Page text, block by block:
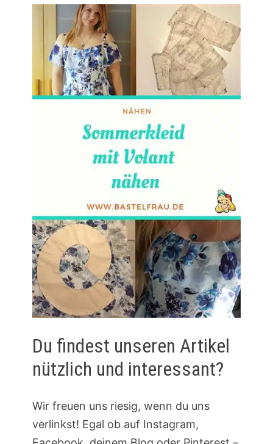
Du findest unseren Artikel
nützlich und interessant?
Wir freuen uns riesig, wenn du uns
verlinkst! Egal ob auf Instagram,